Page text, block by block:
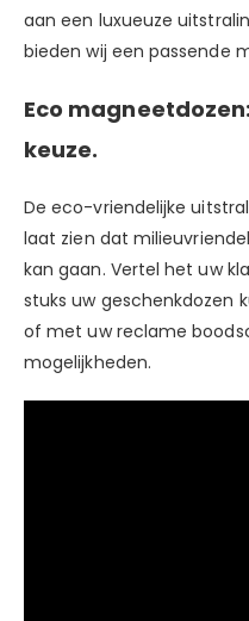
aan een luxueuze
bieden wij een passende
Eco
keuze.
De eco-vriendelijke
laat zien dat
kan gaan. Vertel het uw
stuks uw geschenkdozen
of met uw reclame
mogelijkheden.